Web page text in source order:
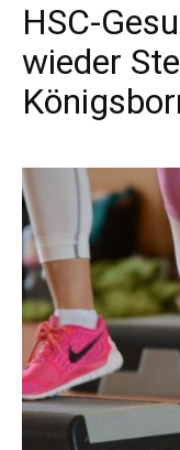
HSC-
wieder